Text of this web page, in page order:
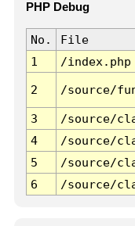
PHP Debug
No. File
1
/index.php
2 /source/
3 /source/
4
/source/
5
/source/
6
/source/